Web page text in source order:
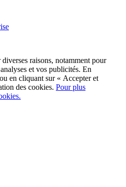
raisons, notamment pour
et vos publicités. En
en cliquant sur « Accepter et
des cookies. Pour plus